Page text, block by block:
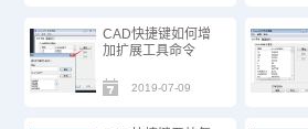
CAD快捷键如何增
加扩展工具命令
2019-07-09